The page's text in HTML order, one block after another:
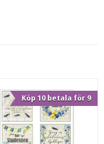
Köp 10 betala för 9